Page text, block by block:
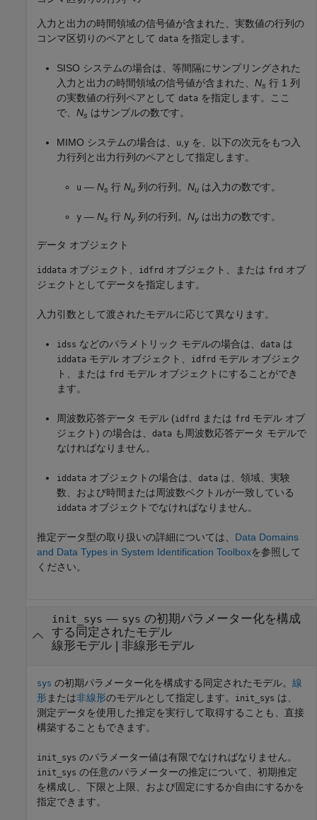
入力と出力の時間領域の信号値が含まれた、実数値の行列の
コンマ区切りのペアとして data を指定します。
SISO システムの場合は、等間隔にサンプリングされた
入力と出力の時間領域の信号値が含まれた、 Ns 行 1 列
の実数値の行列ペアとして data を指定します。ここ
で、 Ns はサンプルの数です。
MIMO システムの場合は、 u y を、以下の次元をもつ入
力行列と出力行列のペアとして指定します。
u — Ns 行 Nu 列の行列。 Nu は入力の数です。
y — Ns 行 Ny 列の行列。 Ny は出力の数です。
データ オブジェクト
iddata オブジェクト、 idfrd オブジェクト、または frd オブ
ジェクトとしてデータを指定します。
入力引数として渡されたモデルに応じて異なります。
idss などのパラメトリック モデルの場合は、 data は
iddata モデル オブジェクト、 idfrd モデル オブジェク
ト、または frd モデル オブジェクトにすることができ
ます。
周波数応答データ モデル (idfrd または frd モデル オブ
ジェクト) の場合は、 data も周波数応答データ モデルで
なければなりません。
iddata オブジェクトの場合は、 data は、領域、実験
数、および時間または周波数ベクトルが一致している
iddata オブジェクトでなければなりません。
推定データ型の取り扱いの詳細については、 Data Domains
and Data Types in System Identification Toolboxを参照して
ください。
init_sys — sys の初期パラメーター化を構成
する同定されたモデル
線形モデル| 非線形モデル
sys の初期パラメーター化を構成する同定されたモデル。 線
形 または非線形のモデルとして指定します。 init_sys は、
測定データを使用した推定を実行して取得することも、直接
構築することもできます。
init_sys のパラメーター値は有限でなければなりません。
init_sys の任意のパラメーターの推定について、初期推定
を構成し、下限と上限、および固定にするか自由にするかを
指定できます。